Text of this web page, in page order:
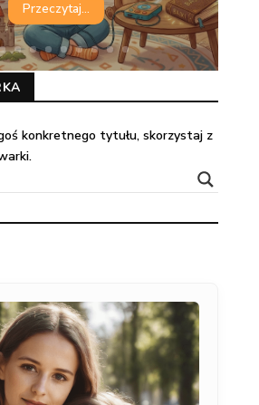
Przeczytaj...
konkretnego tytułu, skorzystaj z